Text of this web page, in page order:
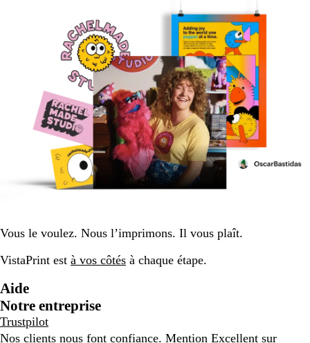
Vous le voulez. Nous l’imprimons. Il vous plaît.
VistaPrint est à vos côtés à chaque étape.
Aide
Notre entreprise
Trustpilot
Nos clients nous font confiance. Mention Excellent sur